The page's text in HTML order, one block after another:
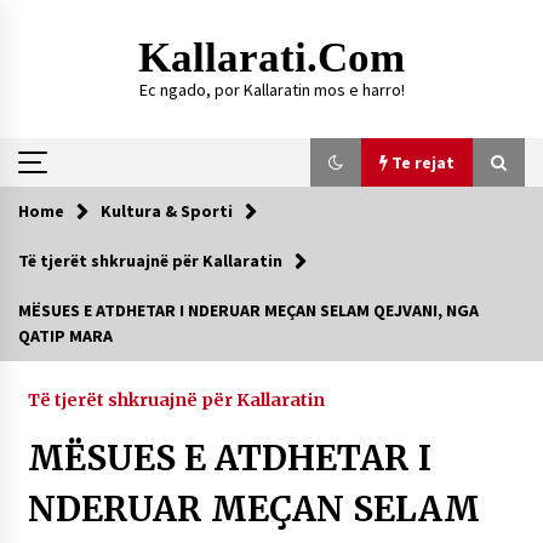
Kallarati.com
Ec ngado, por Kallaratin mos e harro!
Te rejat
Te rejat
SHOQATËS “KALLARATI”
16/07/2026
Gazeta Kallarati nr. 118
SI U ARRIT TË REALIZOHEJ PERLA FOLKLORIKE
06/06/2026
Home Kultura & Sporti
Të tjerët shkruajnë për Kallaratin
MËSUES E ATDHETAR I NDERUAR MEÇAN SELAM QEJVANI, NGA
QATIP MARA
Të tjerët shkruajnë për Kallaratin
MËSUES E ATDHETAR I
NDERUAR MEÇAN SELAM